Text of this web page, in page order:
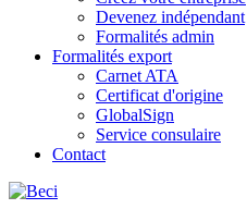
Devenez indépendant
Formalités admin
Formalités export
Carnet ATA
Certificat d'origine
GlobalSign
Service consulaire
Contact